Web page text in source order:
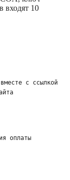
входят 10
с ссылкой
оплаты